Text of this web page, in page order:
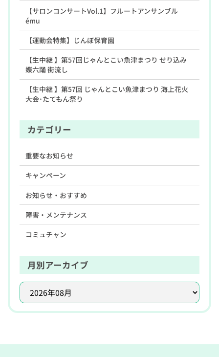
【サロンコンサートVol.1】フルートアンサンブル
ému
【運動会特集】じんぼ保育園
【生中継 】第57回じゃんとこい魚津まつり せり込み
蝶六踊 街流し
【生中継 】第57回 じゃんとこい魚津まつり 海上花火
大会･たてもん祭り
カテゴリー
重要なお知らせ
キャンペーン
お知らせ・おすすめ
障害・メンテナンス
コミュチャン
月別アーカイブ